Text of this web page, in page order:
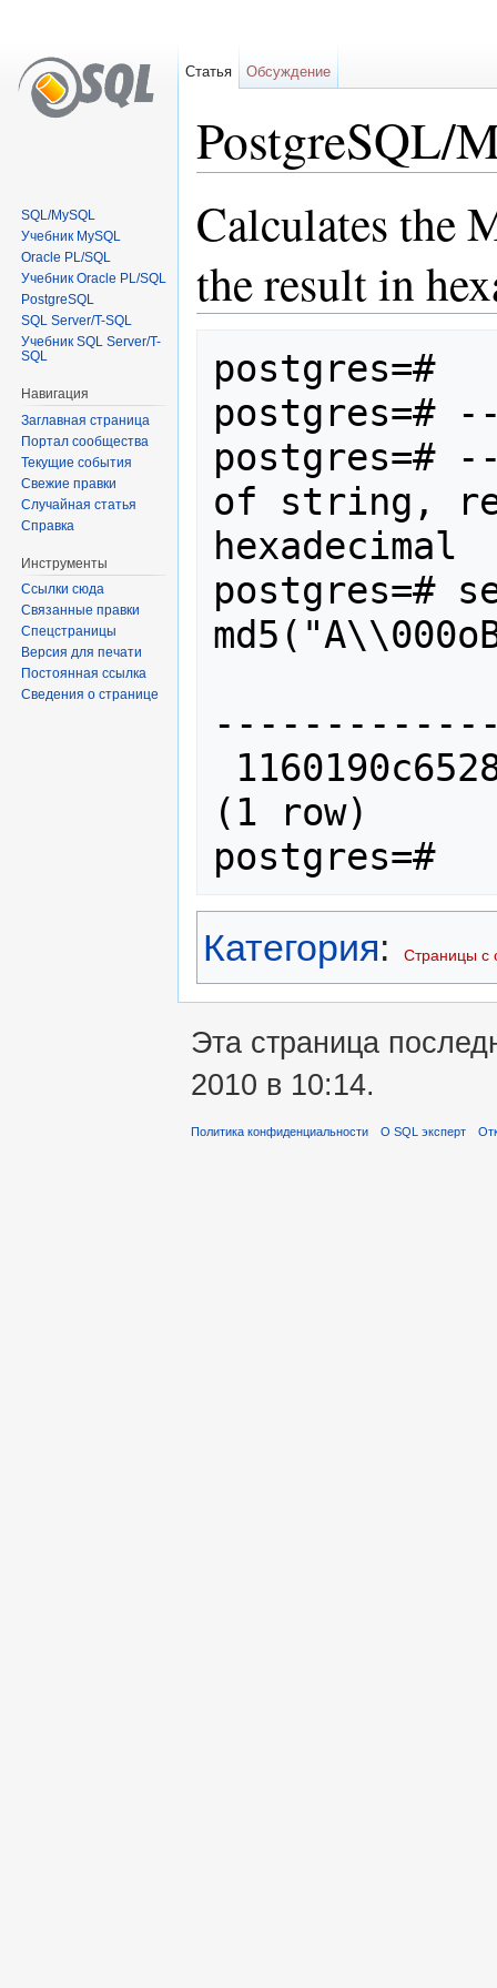
PostgreSQL/
Calculates the
the result in
postgres=#
postgres=#
postgres=#
of string,
hexadecimal
postgres=#
(1 row)
postgres=#
Категория: Страницы с
Статья Обсуждение
SQL/MySQL
Учебник MySQL
Oracle PL/SQL
Учебник Oracle PL/SQL
PostgreSQL
SQL Server/T-SQL
Учебник SQL Server/T-
SQL
Навигация
Заглавная страница
Портал сообщества
Текущие события
Свежие правки
Случайная статья
Справка
Инструменты
Ссылки сюда
Связанные правки
Спецстраницы
Версия для печати
Постоянная ссылка
Сведения о странице
Эта страница
2010 в 10:14.
Политика конфиденциальности О SQL эксперт